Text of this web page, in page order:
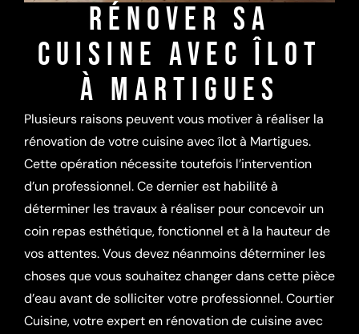
RÉNOVER SA
CUISINE AVEC ÎLOT
À MARTIGUES
Plusieurs raisons peuvent vous motiver à réaliser la
rénovation de votre cuisine avec îlot à Martigues.
Cette opération nécessite toutefois l’intervention
d’un professionnel. Ce dernier est habilité à
déterminer les travaux à réaliser pour concevoir un
coin repas esthétique, fonctionnel et à la hauteur de
vos attentes. Vous devez néanmoins déterminer les
choses que vous souhaitez changer dans cette pièce
d’eau avant de solliciter votre professionnel. Courtier
Cuisine, votre expert en rénovation de cuisine avec